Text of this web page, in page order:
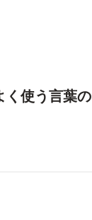
く使う言葉の